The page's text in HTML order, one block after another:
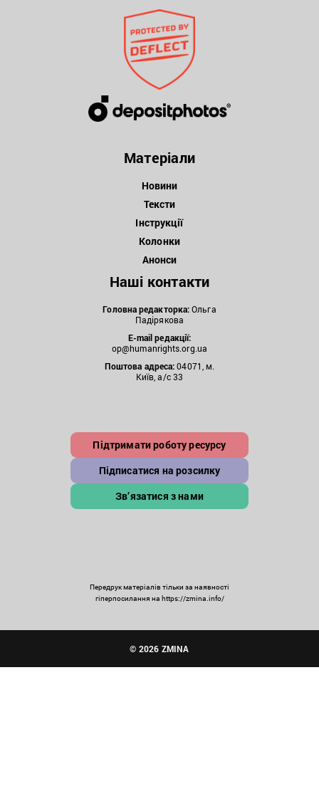
Матеріали
Новини
Тексти
Інструкції
Колонки
Анонси
Наші контакти
Головна редакторка:Ольга
Падірякова
E-mail редакції:
op@humanrights.org.ua
Поштова адреса:04071, м.
Київ, а/с 33
Підтримати роботу ресурсу
Підписатися на розсилку
Зв’язатися з нами
Передрук матеріалів тільки за наявності
гіперпосилання на https://zmina.info/
© 2026 ZMINA